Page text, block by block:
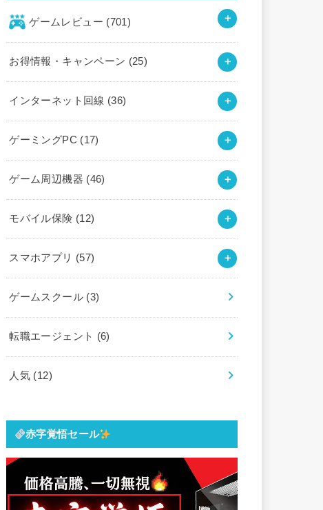
ゲームレビュー (701)
お得情報・キャンペーン (25)
インターネット回線 (36)
ゲーミングPC (17)
ゲーム周辺機器 (46)
モバイル保険 (12)
スマホアプリ (57)
ゲームスクール (3)
転職エージェント (6)
人気 (12)
赤字覚悟セール